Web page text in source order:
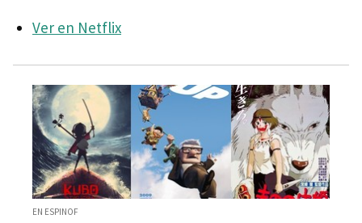
Ver en Netflix
EN ESPINOF